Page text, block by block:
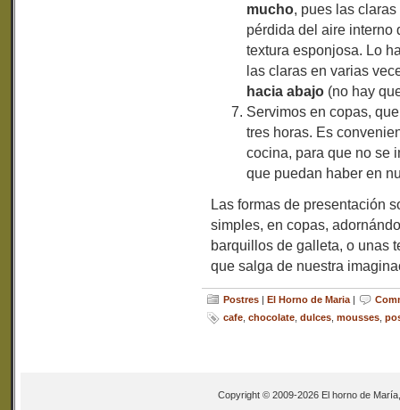
mucho, pues las
pérdida del aire interno
textura esponjosa. Lo
las claras en varias
hacia abajo (no hay
Servimos en copas,
tres horas. Es
cocina, para que no se
que puedan haber en
Las formas de presentación
simples, en copas,
barquillos de galleta, o unas
que salga de nuestra
Postres | El Horno de Maria |
cafe chocolate dulces mousses
Copyright © 2009-2026 El horno de